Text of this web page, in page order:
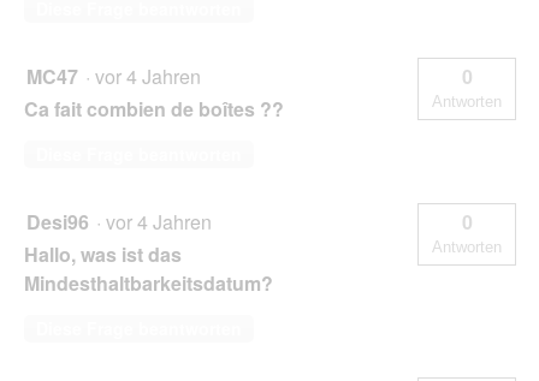
MC47 · vor 4 Jahren
Ca fait combien de boîtes ??
0
Antworten
Desi96 · vor 4 Jahren
Hallo, was ist das
Mindesthaltbarkeitsdatum?
0
Antworten